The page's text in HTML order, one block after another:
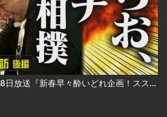
オズブラウン #88 1月18日放送『新春早々酔いどれ企画！ススキノビル呑み探訪 ～わたなべビル編～（後編）』